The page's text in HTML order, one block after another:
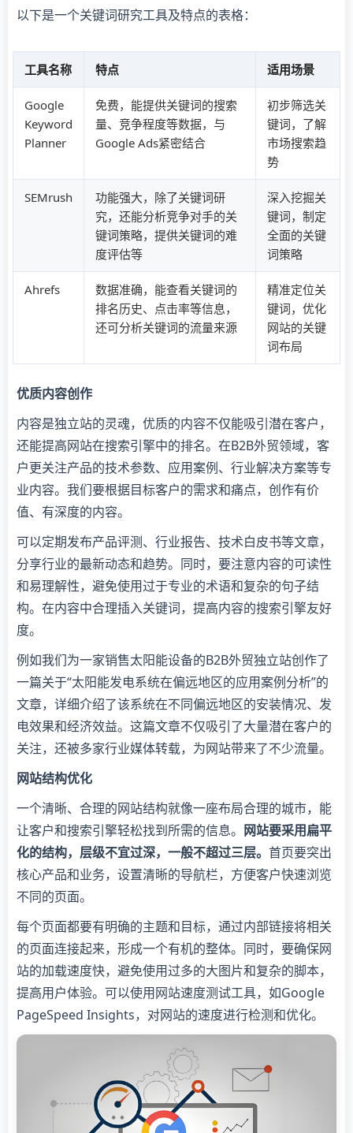
以下是一个关键词研究工具及特点的表格：
工具名称 特点 适用场景
Google
Keyword
Planner
免费，能提供关键词的搜索
量、竞争程度等数据，与
Google Ads紧密结合
初步筛选关
键词，了解
市场搜索趋
势
SEMrush
功能强大，除了关键词研
究，还能分析竞争对手的关
键词策略，提供关键词的难
度评估等
深入挖掘关
键词，制定
全面的关键
词策略
Ahrefs
数据准确，能查看关键词的
排名历史、点击率等信息，
还可分析关键词的流量来源
精准定位关
键词，优化
网站的关键
词布局
优质内容创作
内容是独立站的灵魂，优质的内容不仅能吸引潜在客户，
还能提高网站在搜索引擎中的排名。在B2B外贸领域，客
户更关注产品的技术参数、应用案例、行业解决方案等专
业内容。我们要根据目标客户的需求和痛点，创作有价
值、有深度的内容。
可以定期发布产品评测、行业报告、技术白皮书等文章，
分享行业的最新动态和趋势。同时，要注意内容的可读性
和易理解性，避免使用过于专业的术语和复杂的句子结
构。在内容中合理插入关键词，提高内容的搜索引擎友好
度。
例如我们为一家销售太阳能设备的B2B外贸独立站创作了
一篇关于“太阳能发电系统在偏远地区的应用案例分析”的
文章，详细介绍了该系统在不同偏远地区的安装情况、发
电效果和经济效益。这篇文章不仅吸引了大量潜在客户的
关注，还被多家行业媒体转载，为网站带来了不少流量。
网站结构优化
一个清晰、合理的网站结构就像一座布局合理的城市，能
让客户和搜索引擎轻松找到所需的信息。 网站要采用扁平
化的结构，层级不宜过深，一般不超过三层。 首页要突出
核心产品和业务，设置清晰的导航栏，方便客户快速浏览
不同的页面。
每个页面都要有明确的主题和目标，通过内部链接将相关
的页面连接起来，形成一个有机的整体。同时，要确保网
站的加载速度快，避免使用过多的大图片和复杂的脚本，
提高用户体验。可以使用网站速度测试工具，如Google
PageSpeed Insights，对网站的速度进行检测和优化。